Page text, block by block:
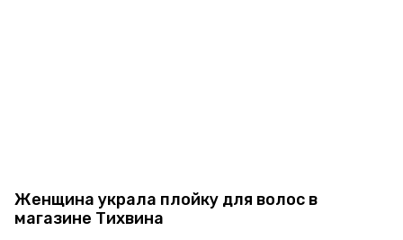
Женщина украла плойку для волос в
магазине Тихвина